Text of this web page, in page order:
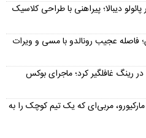
دیبالا؛ پیراهنی با طراحی کلاسیک
فاصله عجیب رونالدو با مسی و ویرات
رینگ غافلگیر کرد؛ ماجرای بوکس
مربی‌ای که یک تیم کوچک را به